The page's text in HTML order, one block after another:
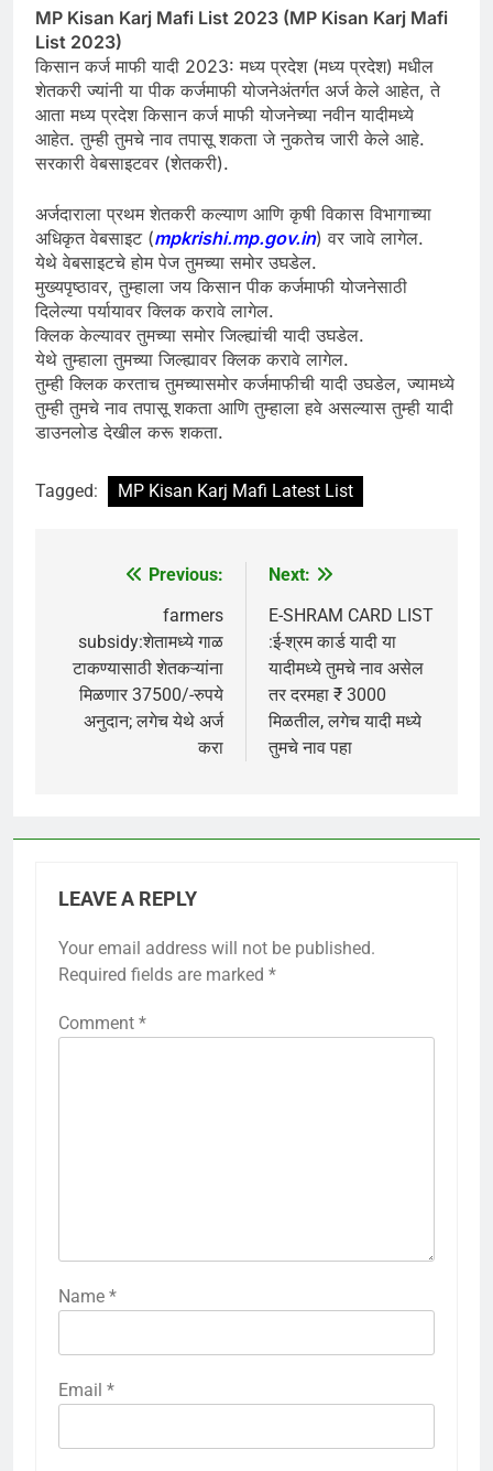
MP Kisan Karj Mafi List 2023 (MP Kisan Karj Mafi
List 2023)
किसान कर्ज माफी यादी 2023: मध्य प्रदेश (मध्य प्रदेश) मधील
शेतकरी ज्यांनी या पीक कर्जमाफी योजनेअंतर्गत अर्ज केले आहेत, ते
आता मध्य प्रदेश किसान कर्ज माफी योजनेच्या नवीन यादीमध्ये
आहेत. तुम्ही तुमचे नाव तपासू शकता जे नुकतेच जारी केले आहे.
सरकारी वेबसाइटवर (शेतकरी).
अर्जदाराला प्रथम शेतकरी कल्याण आणि कृषी विकास विभागाच्या
अधिकृत वेबसाइट (mpkrishi.mp.gov.in) वर जावे लागेल.
येथे वेबसाइटचे होम पेज तुमच्या समोर उघडेल.
मुख्यपृष्ठावर, तुम्हाला जय किसान पीक कर्जमाफी योजनेसाठी
दिलेल्या पर्यायावर क्लिक करावे लागेल.
क्लिक केल्यावर तुमच्या समोर जिल्ह्यांची यादी उघडेल.
येथे तुम्हाला तुमच्या जिल्ह्यावर क्लिक करावे लागेल.
तुम्ही क्लिक करताच तुमच्यासमोर कर्जमाफीची यादी उघडेल, ज्यामध्ये
तुम्ही तुमचे नाव तपासू शकता आणि तुम्हाला हवे असल्यास तुम्ही यादी
डाउनलोड देखील करू शकता.
Tagged: MP Kisan Karj Mafi Latest List
navigation
Previous:
farmers
subsidy:शेतामध्ये गाळ
टाकण्यासाठी शेतकऱ्यांना
मिळणार 37500/-रुपये
अनुदान; लगेच येथे अर्ज
करा
Next:
E-SHRAM CARD LIST
:ई-श्रम कार्ड यादी या
यादीमध्ये तुमचे नाव असेल
तर दरमहा ₹ 3000
मिळतील, लगेच यादी मध्ये
तुमचे नाव पहा
LEAVE A REPLY
Your email address will not be published.
Required fields are marked *
Comment *
Name *
Email *